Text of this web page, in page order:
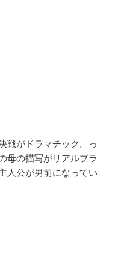
戦がドラマチック。っ
母の描写がリアルブラ
人公が男前になってい